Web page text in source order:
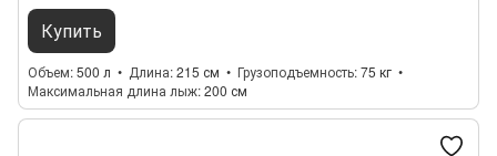
Купить
Объем 500 л Длина 215 см Грузоподъемность 75 кг
Максимальная длина лыж 200 см